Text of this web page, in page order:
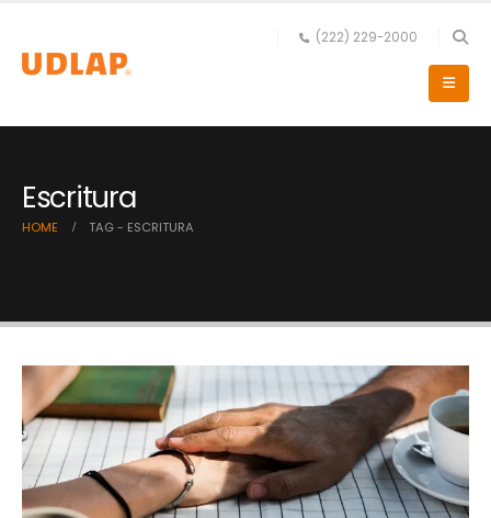
(222) 229-2000
Escritura
HOME TAG - ESCRITURA